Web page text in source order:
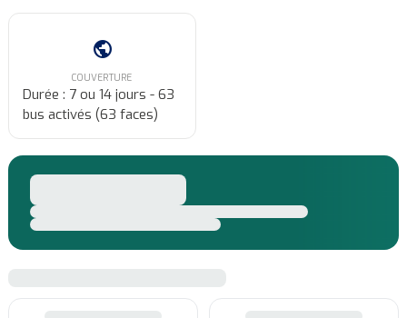
public
COUVERTURE
Durée : 7 ou 14 jours - 63
bus activés (63 faces)